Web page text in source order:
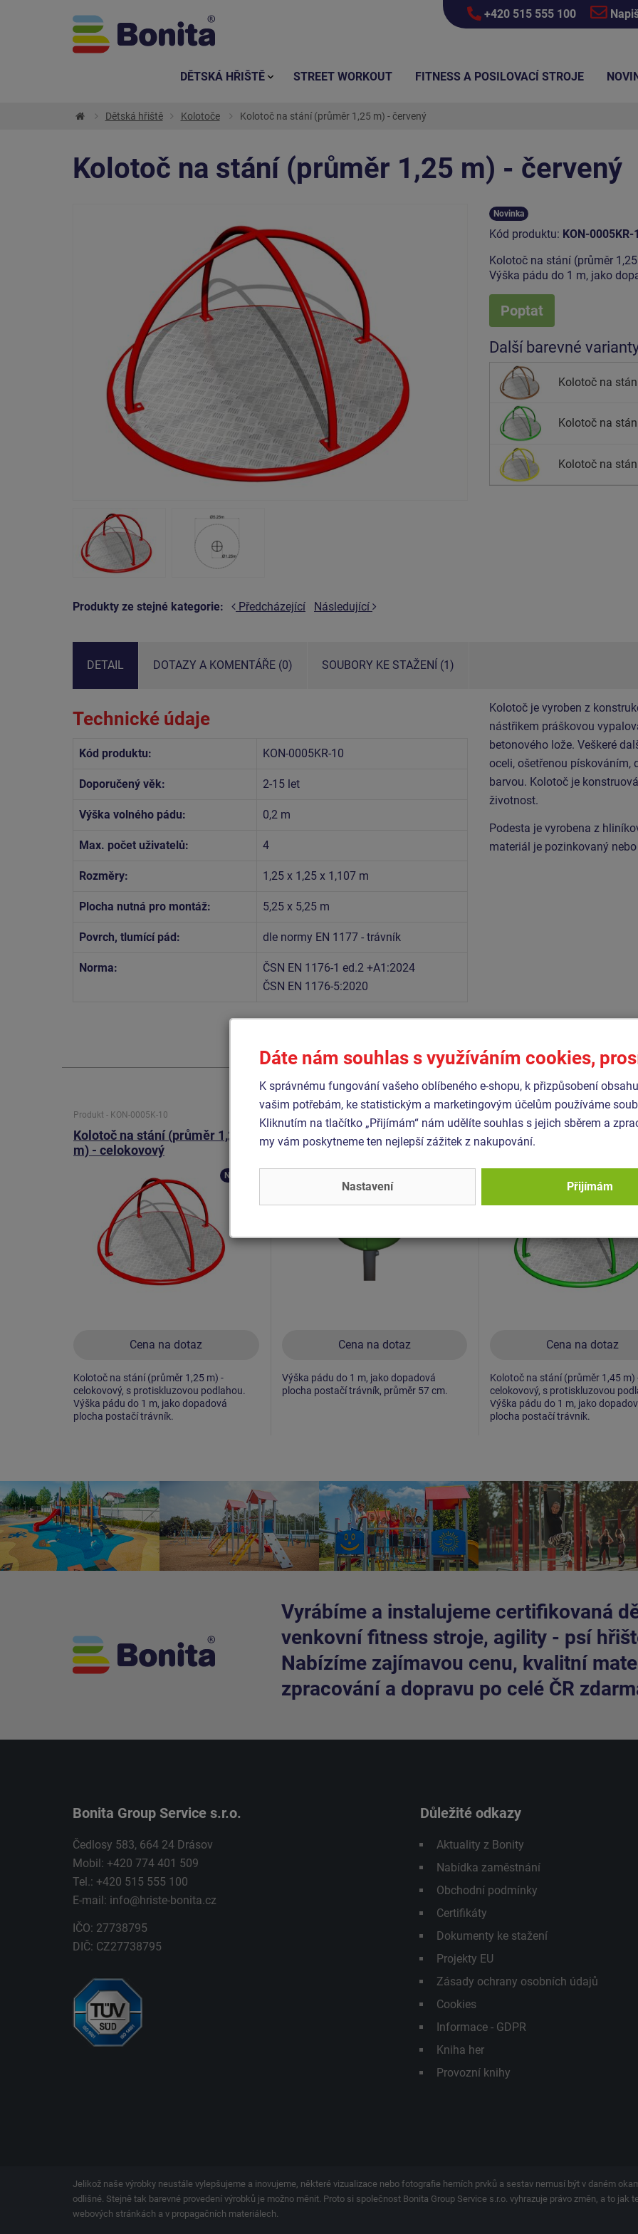
+420 515 555 100
Dětská hřiště Kolotoče Kolotoč na stání (průměr 1,25 m) - červený
Kolotoč na stání (průměr 1,25 m) - červený
Produkty ze stejné kategorie: Předcházející Následující
Novinka
Kód produktu: KON-0005KR-
Kolotoč na stání (průměr
Výška pádu do 1 m, jako
Poptat
Další barevné
Kolotoč na
Kolotoč na
Kolotoč na
DETAIL DOTAZY A KOMENTÁŘE (0) SOUBORY KE STAŽENÍ (1)
Technické údaje
Kód produktu: KON-0005KR-10
Doporučený věk: 2-15 let
Výška volného pádu: 0,2 m
Max. počet uživatelů: 4
Rozměry: 1,25 x 1,25 x 1,107 m
Plocha nutná pro montáž: 5,25 x 5,25 m
Povrch, tlumící pád: dle normy EN 1177 - trávník
Norma:
ČSN EN 1176-1 ed.2 +A1:2024
ČSN EN 1176-5:2020
Kolotoč je vyroben z
nástřikem práškovou
betonového lože. Veškeré
oceli, ošetřenou
barvou. Kolotoč je
životnost.
Podesta je vyrobena z
materiál je pozinkovaný nebo
Podobnézboží
Produkt - KON-0005K-10
Kolotoč na stání (průměr 1,25
m) - celokovový
Cena na dotaz
Novinka
Kolotoč na stání (průměr 1,25 m) -
celokovový, s protiskluzovou podlahou.
Výška pádu do 1 m, jako dopadová
plocha postačí trávník.
Kolotoč Tulipán (průměr 0,57 m)
Cena na dotaz
Výška pádu do 1 m, jako dopadová
plocha postačí trávník, průměr 57 cm.
Kolotoč na stání (průměr
m) - celokovový
Cena na dotaz
Kolotoč na stání (průměr 1,45 m)
celokovový, s protiskluzovou
Výška pádu do 1 m, jako
plocha postačí trávník.
Vyrábíme a instalujeme certifikovaná
venkovní fitness stroje, agility - psí
Nabízíme zajímavou cenu, kvalitní
zpracování a dopravu po celé ČR
Bonita Group Service s.r.o.
Čedlosy 583, 664 24 Drásov
Mobil: +420 774 401 509
Tel.: +420 515 555 100
E-mail: info@hriste-bonita.cz
IČO: 27738795
DIČ: CZ27738795
Důležité odkazy
Aktuality z Bonity
Nabídka zaměstnání
Obchodní podmínky
Certifikáty
Dokumenty ke stažení
Projekty EU
Zásady ochrany osobních údajů
Cookies
Informace - GDPR
Kniha her
Provozní knihy
Jelikož naše výrobky neustále vylepšujeme a inovujeme, některé vizualizace nebo fotografie herních prvků a sestav nemusí být v daném
odlišné. Stejně tak barevné provedení výrobků je možno měnit. Proto si společnost Bonita Group Service s.r.o. vyhrazuje právo změn, a to
webových stránkách a v propagačních materiálech.
DĚTSKÁ HŘIŠTĚ STREET WORKOUT FITNESS A POSILOVACÍ STROJE
Dáte nám souhlas s využíváním cookies,
K správnému fungování vašeho oblíbeného e-shopu, k přizpůsobení
vašim potřebám, ke statistickým a marketingovým účelům používáme
Kliknutím na tlačítko „Přijímám“ nám udělíte souhlas s jejich sběrem a
my vám poskytneme ten nejlepší zážitek z nakupování.
Nastavení Přijímám